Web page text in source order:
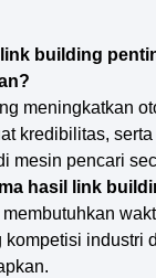
link building
meningkatkan
kredibilitas,
mesin pencari
hasil link
kompetisi industri